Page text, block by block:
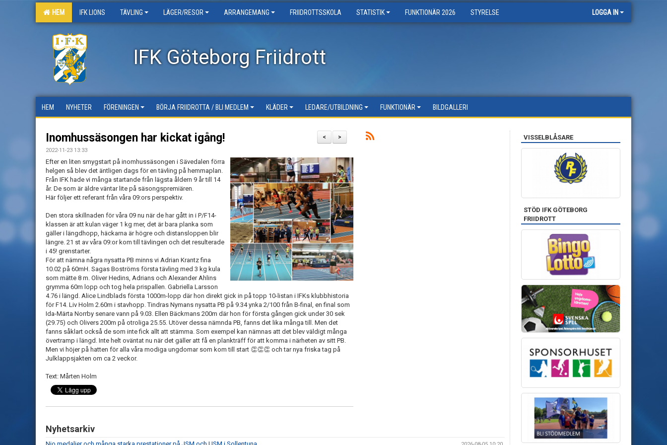
HEM IFK LIONS TÄVLING LÄGER/RESOR ARRANGEMANG FRIIDROTTSSKOLA STATISTIK FUNKTIONÄR 2026 STYRELSE LOGGA IN
IFK Göteborg Friidrott
HEM NYHETER FÖRENINGEN BÖRJA FRIIDROTTA / BLI MEDLEM KLÄDER LEDARE/UTBILDNING FUNKTIONÄR BILDGALLERI
>
<
Inomhussäsongen har kickat igång!
2022-11-23 13:33
Efter en liten smygstart på inomhussäsongen i Sävedalen förra
helgen så blev det äntligen dags för en tävling på hemmaplan.
Från IFK hade vi många startande från lägsta åldern 9 år till 14
år. De som är äldre väntar lite på säsongspremiären.
Här följer ett referant från våra 09:ors perspektiv.
Den stora skillnaden för våra 09 nu när de har gått in i P/F14-
klassen är att kulan väger 1 kg mer, det är bara planka som
gäller i längdhopp, häckarna är högre och distansloppen blir
längre. 21 st av våra 09:or kom till tävlingen och det resulterade
i 45! grenstarter.
För att nämna några nysatta PB minns vi Adrian Krantz fina
10.02 på 60mH. Sagas Boströms första tävling med 3 kg kula
som mätte 8 m. Oliver Hedins, Adrians och Alexander Ahlins
grymma 60m lopp och tog hela prispallen. Gabriella Larsson
4.76 i längd. Alice Lindblads första 1000m-lopp där hon direkt gick in på topp 10-listan i IFKs klubbhistoria
för F14. Liv Holm 2.60m i stavhopp. Tindras Nymans nysatta PB på 9.34 ynka 2/100 från B-final, en final som
Ida-Märta Norrby senare vann på 9.03. Ellen Bäckmans 200m där hon för första gången gick under 30 sek
(29.75) och Olivers 200m på otroliga 25.55. Utöver dessa nämnda PB, fanns det lika många till. Men det
fanns såklart också de som inte fick allt att stämma. Som exempel kan nämnas att det blev väldigt många
övertramp i längd. Inte helt oväntat nu när det gäller att få en plankträff för att komma i närheten av sitt PB.
Men vi höjer på hatten för alla våra modiga ungdomar som kom till start 👏👏👏 och tar nya friska tag på
Julklappsjakten om ca 2 veckor.
Text: Mårten Holm
Nyhetsarkiv
VISSELBLÅSARE
STÖD IFK GÖTEBORG
FRIIDROTT